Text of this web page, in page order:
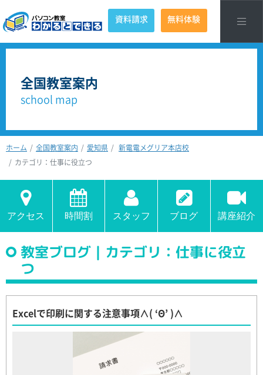
資料請求 無料体験
全国教室案内
school map
ホーム 全国教室案内 愛知県
新電電メグリア本店校
カテゴリ：仕事に役立つ
アクセス 時間割 スタッフ ブログ 講座紹介
教室ブログ｜カテゴリ：仕事に役立
つ
Excelで印刷に関する注意事項∧( ‘Θ’ )∧